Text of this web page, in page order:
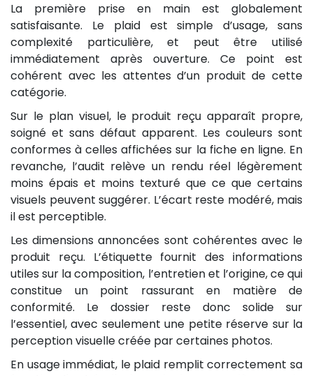
La première prise en main est globalement
satisfaisante. Le plaid est simple d’usage, sans
complexité particulière, et peut être utilisé
immédiatement après ouverture. Ce point est
cohérent avec les attentes d’un produit de cette
catégorie.
Sur le plan visuel, le produit reçu apparaît propre,
soigné et sans défaut apparent. Les couleurs sont
conformes à celles affichées sur la fiche en ligne. En
revanche, l’audit relève un rendu réel légèrement
moins épais et moins texturé que ce que certains
visuels peuvent suggérer. L’écart reste modéré, mais
il est perceptible.
Les dimensions annoncées sont cohérentes avec le
produit reçu. L’étiquette fournit des informations
utiles sur la composition, l’entretien et l’origine, ce qui
constitue un point rassurant en matière de
conformité. Le dossier reste donc solide sur
l’essentiel, avec seulement une petite réserve sur la
perception visuelle créée par certaines photos.
En usage immédiat, le plaid remplit correctement sa